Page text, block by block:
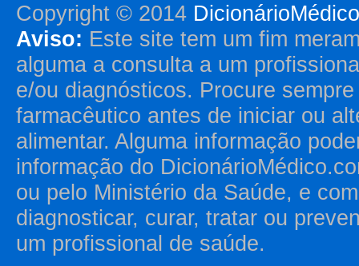
Copyright © 2014
Aviso: Este site tem um fim
alguma a consulta a um
e/ou diagnósticos. Procure
farmacêutico antes de iniciar ou
alimentar. Alguma informação
informação do
ou pelo Ministério da Saúde, e
diagnosticar, curar, tratar ou
um profissional de saúde.